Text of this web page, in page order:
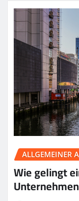
ALLGEMEINER
Wie gelingt